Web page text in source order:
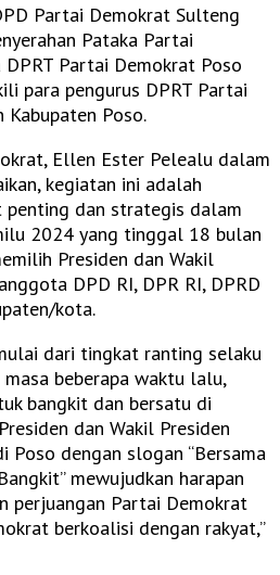
Partai Demokrat Sulteng
Pataka Partai
Partai Demokrat Poso
para pengurus DPRT Partai
Kabupaten Poso.
Ellen Ester Pelealu dalam
kegiatan ini adalah
penting dan strategis dalam
2024 yang tinggal 18 bulan
Presiden dan Wakil
DPD RI, DPR RI, DPRD
kota.
dari tingkat ranting selaku
beberapa waktu lalu,
bangkit dan bersatu di
dan Wakil Presiden
dengan slogan “Bersama
mewujudkan harapan
perjuangan Partai Demokrat
berkoalisi dengan rakyat,”